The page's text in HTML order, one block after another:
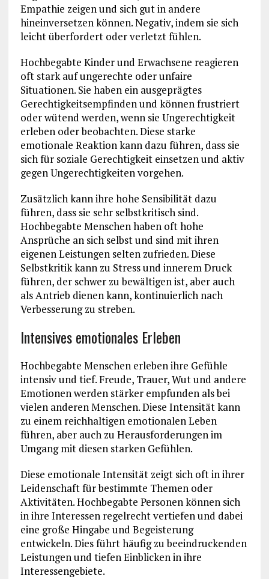
Empathie zeigen und sich gut in andere
hineinversetzen können. Negativ, indem sie sich
leicht überfordert oder verletzt fühlen.
Hochbegabte Kinder und Erwachsene reagieren
oft stark auf ungerechte oder unfaire
Situationen. Sie haben ein ausgeprägtes
Gerechtigkeitsempfinden und können frustriert
oder wütend werden, wenn sie Ungerechtigkeit
erleben oder beobachten. Diese starke
emotionale Reaktion kann dazu führen, dass sie
sich für soziale Gerechtigkeit einsetzen und aktiv
gegen Ungerechtigkeiten vorgehen.
Zusätzlich kann ihre hohe Sensibilität dazu
führen, dass sie sehr selbstkritisch sind.
Hochbegabte Menschen haben oft hohe
Ansprüche an sich selbst und sind mit ihren
eigenen Leistungen selten zufrieden. Diese
Selbstkritik kann zu Stress und innerem Druck
führen, der schwer zu bewältigen ist, aber auch
als Antrieb dienen kann, kontinuierlich nach
Verbesserung zu streben.
Intensives emotionales Erleben
Hochbegabte Menschen erleben ihre Gefühle
intensiv und tief. Freude, Trauer, Wut und andere
Emotionen werden stärker empfunden als bei
vielen anderen Menschen. Diese Intensität kann
zu einem reichhaltigen emotionalen Leben
führen, aber auch zu Herausforderungen im
Umgang mit diesen starken Gefühlen.
Diese emotionale Intensität zeigt sich oft in ihrer
Leidenschaft für bestimmte Themen oder
Aktivitäten. Hochbegabte Personen können sich
in ihre Interessen regelrecht vertiefen und dabei
eine große Hingabe und Begeisterung
entwickeln. Dies führt häufig zu beeindruckenden
Leistungen und tiefen Einblicken in ihre
Interessengebiete.